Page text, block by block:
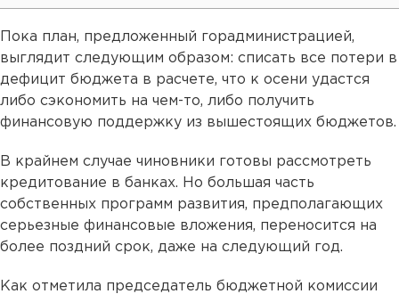
Пока план, предложенный горадминистрацией,
выглядит следующим образом: списать все потери в
дефицит бюджета в расчете, что к осени удастся
либо сэкономить на чем-то, либо получить
финансовую поддержку из вышестоящих бюджетов.
В крайнем случае чиновники готовы рассмотреть
кредитование в банках. Но большая часть
собственных программ развития, предполагающих
серьезные финансовые вложения, переносится на
более поздний срок, даже на следующий год.
Как отметила председатель бюджетной комиссии